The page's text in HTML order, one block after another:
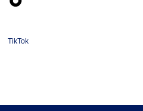
TikTok